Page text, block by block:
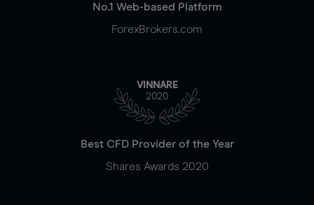
No.1 Web-based Platform
ForexBrokers.com
VINNARE
2020
Best CFD Provider of the Year
Shares Awards 2020